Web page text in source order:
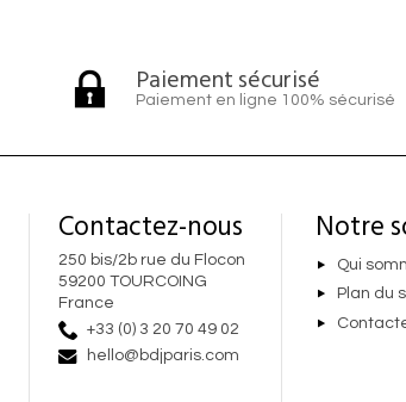
Paiement sécurisé
Paiement en ligne 100% sécurisé
Contactez-nous
250 bis/2b rue du Flocon
59200 TOURCOING
France
+33 (0) 3 20 70 49 02
hello@bdjparis.com
Notre
Qui
Plan du